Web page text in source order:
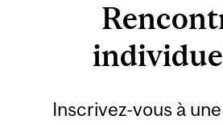
Inscrivez-vous à